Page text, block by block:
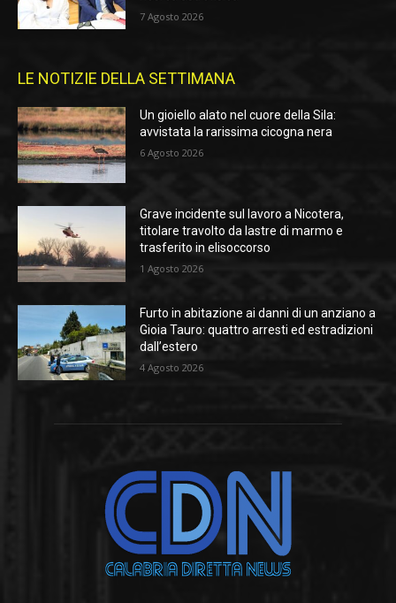
7 Agosto 2026
LE NOTIZIE DELLA SETTIMANA
Un gioiello alato nel cuore della Sila:
avvistata la rarissima cicogna nera
6 Agosto 2026
Grave incidente sul lavoro a Nicotera,
titolare travolto da lastre di marmo e
trasferito in elisoccorso
1 Agosto 2026
Furto in abitazione ai danni di un anziano a
Gioia Tauro: quattro arresti ed estradizioni
dall’estero
4 Agosto 2026